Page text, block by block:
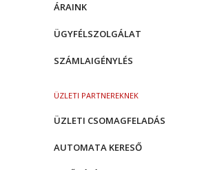
ÁRAINK
ÜGYFÉLSZOLGÁLAT
SZÁMLAIGÉNYLÉS
ÜZLETI PARTNEREKNEK
ÜZLETI CSOMAGFELADÁS
AUTOMATA KERESŐ